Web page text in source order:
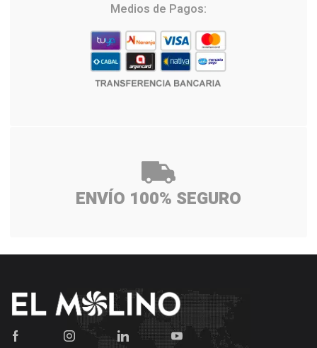
Medios de Pagos:
ENVÍO 100% SEGURO